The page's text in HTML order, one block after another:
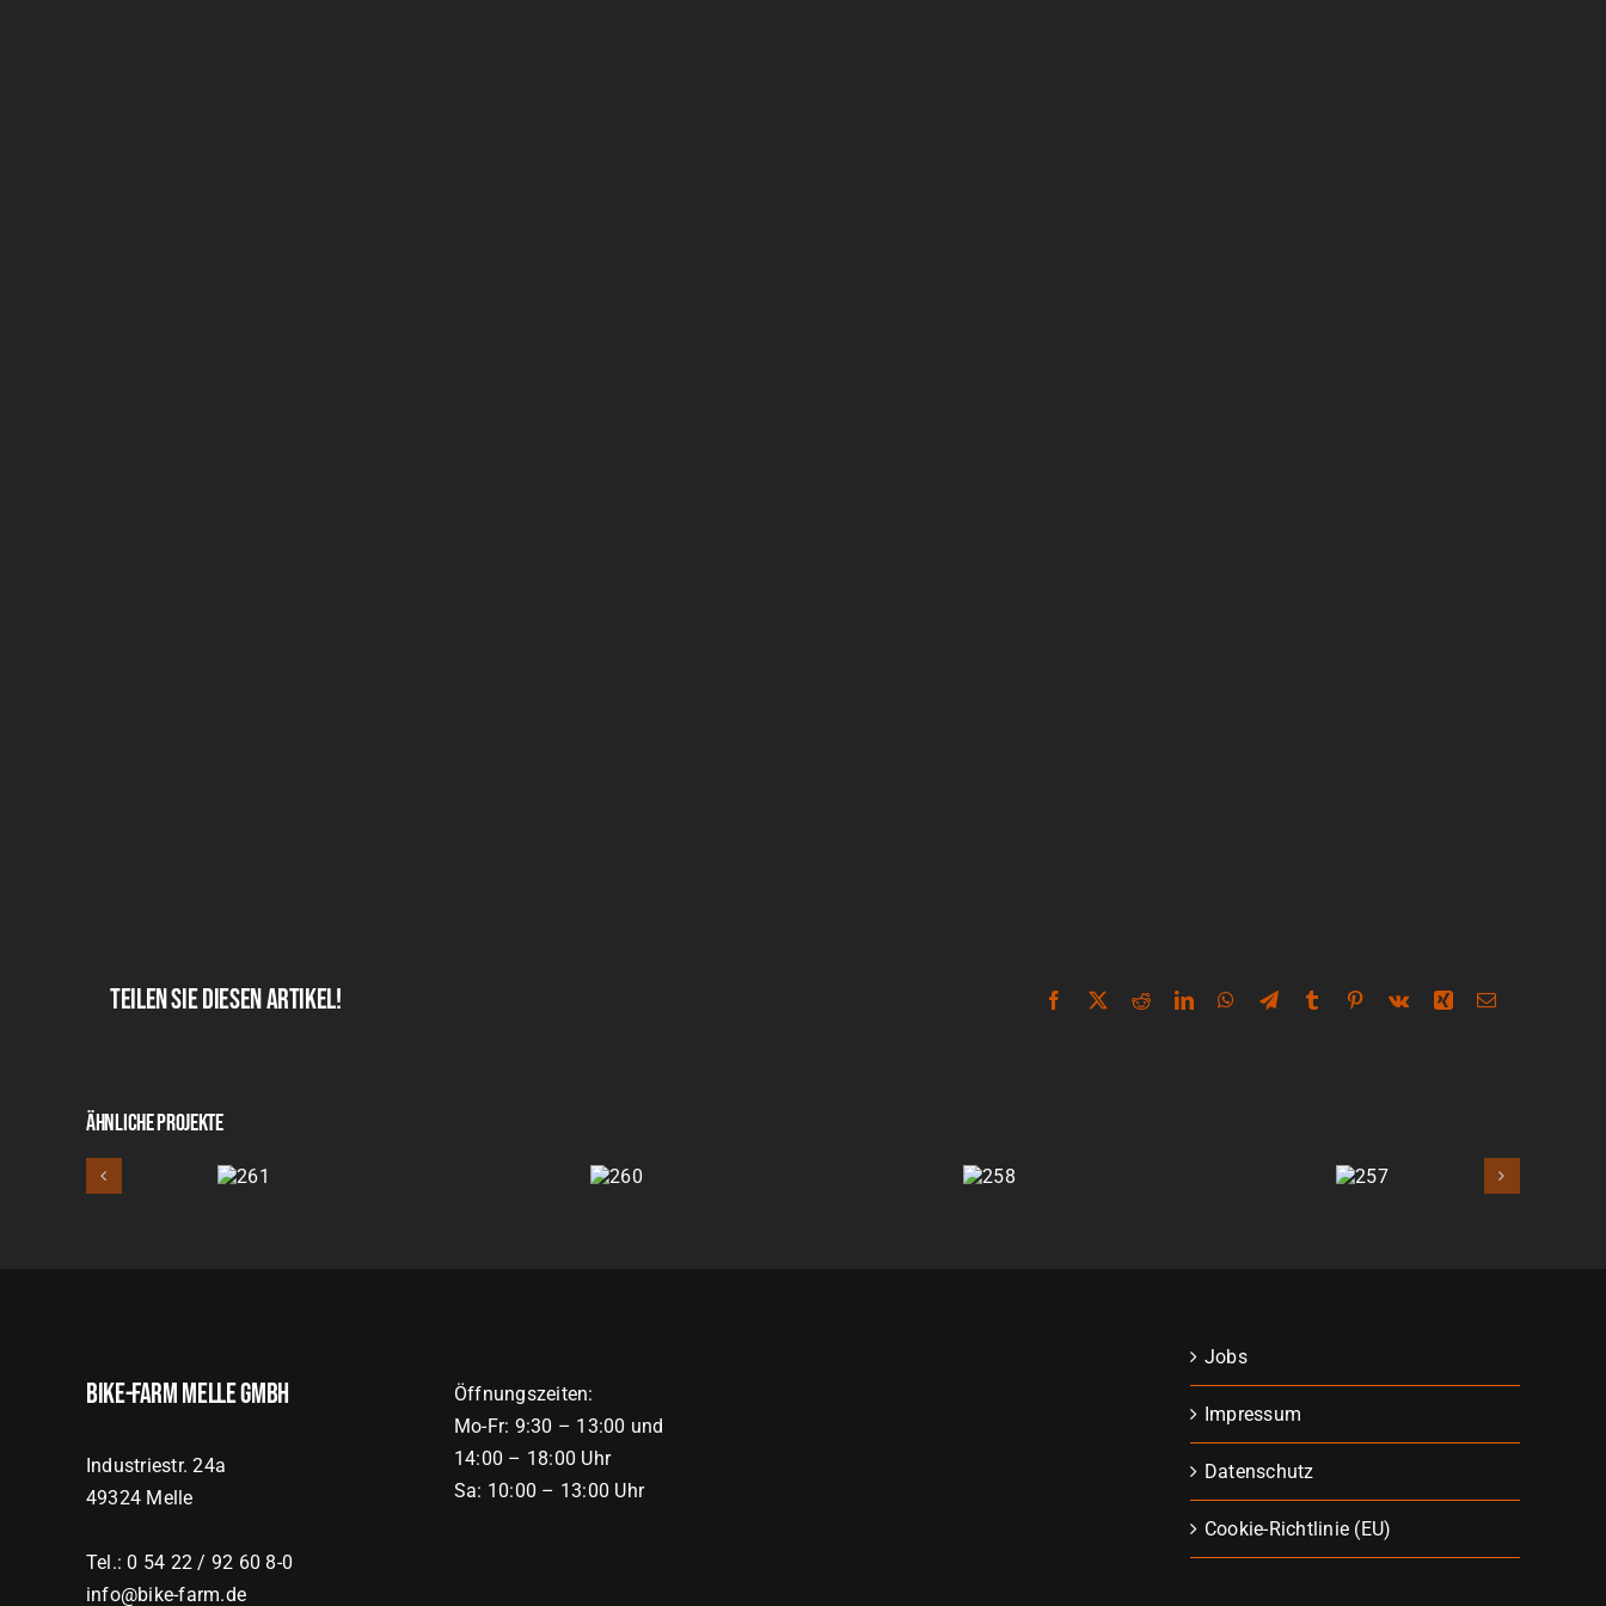
Teilen Sie diesen Artikel! Facebook
X RedditLinkedInWhatsApp
TelegramTumblr Pinterest
Vk Xing E-
Ähnliche Projekte
Bike-Farm Melle GmbH
Industriestr. 24a
49324 Melle
Tel.: 0 54 22 / 92 60 8-0
info@bike-farm.de
Öffnungszeiten:
Mo-Fr: 9:30 – 13:00 und
14:00 – 18:00 Uhr
Sa: 10:00 – 13:00 Uhr
Jobs
Impressum
Datenschutz
Cookie-Richtlinie (EU)